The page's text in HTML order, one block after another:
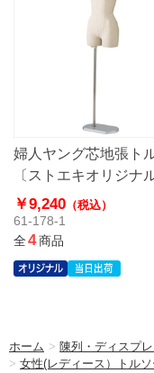
婦人ヤング芯地張ト
〔ストエキオリジナル
￥9,240 （税込）
61-178-1
全4商品
ホーム > 陳列・ディスプ
> 女性(レディース）トルソ